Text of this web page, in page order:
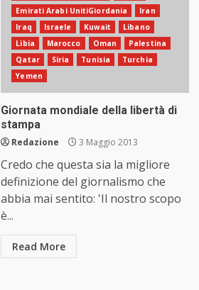
Emirati Arabi UnitiGiordania
Iran
Iraq
Israele Kuwait
Libano
Libia
Marocco Oman
Palestina
Qatar
Siria Tunisia
Turchia
Yemen
Giornata mondiale della libertà di
stampa
Redazione 3 Maggio 2013
Credo che questa sia la migliore
definizione del giornalismo che
abbia mai sentito: 'Il nostro scopo
è...
Read More